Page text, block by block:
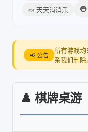
🍬 天天消消乐 🚇
📢 公告
所有游戏均
系我们删除
♟️ 棋牌桌游